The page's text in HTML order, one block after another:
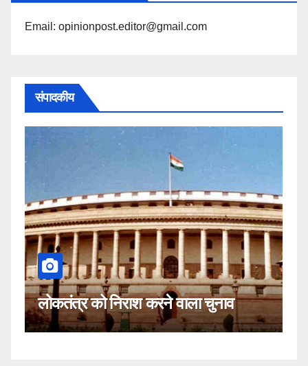
Email: opinionpost.editor@gmail.com
संपादकीय
करने वाला चुनाव
कहीं यह सीजेआई के खिलाफ
नहीं!